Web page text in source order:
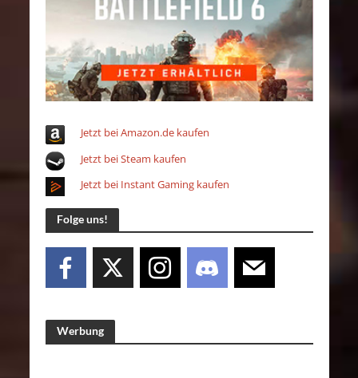
Jetzt bei Amazon.de kaufen
Jetzt bei Steam kaufen
Jetzt bei Instant Gaming kaufen
Folge uns!
Werbung